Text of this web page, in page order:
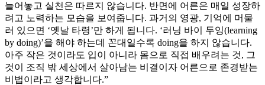
늘어놓고 실천은 따르지 않습니다. 반면에 어른은 매일 성장하
려고 노력하는 모습을 보여줍니다. 과거의 영광, 기억에 머물
러 있으면 ‘옛날 타령’만 하게 됩니다. ‘러닝 바이 두잉(learning
by doing)’을 해야 하는데 꼰대일수록 doing을 하지 않습니다.
아주 작은 것이라도 입이 아니라 몸으로 직접 배우려는 것, 그
것이 조직 밖 세상에서 살아남는 비결이자 어른으로 존경받는
비법이라고 생각합니다.”